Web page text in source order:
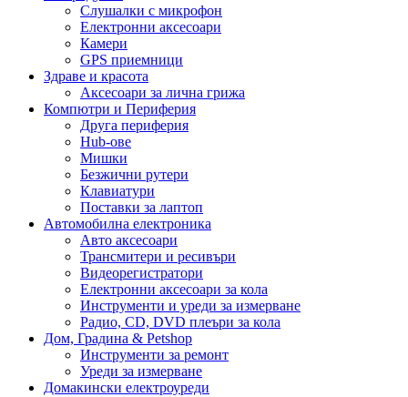
Слушалки с микрофон
Електронни аксесоари
Камери
GPS приемници
Здраве и красота
Аксесоари за лична грижа
Компютри и Периферия
Друга периферия
Hub-ове
Мишки
Безжични рутери
Клавиатури
Поставки за лаптоп
Автомобилна електроника
Авто аксесоари
Трансмитери и ресивъри
Видеорегистратори
Електронни аксесоари за кола
Инструменти и уреди за измерване
Радио, CD, DVD плеъри за кола
Дом, Градина & Petshop
Инструменти за ремонт
Уреди за измерване
Домакински електроуреди